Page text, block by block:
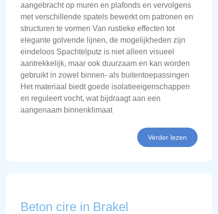
aangebracht op muren en plafonds en vervolgens
met verschillende spatels bewerkt om patronen en
structuren te vormen Van rustieke effecten tot
elegante golvende lijnen, de mogelijkheden zijn
eindeloos Spachtelputz is niet alleen visueel
aantrekkelijk, maar ook duurzaam en kan worden
gebruikt in zowel binnen- als buitentoepassingen
Het materiaal biedt goede isolatieeigenschappen
en reguleert vocht, wat bijdraagt aan een
aangenaam binnenklimaat
Verder lezen
Beton cire in Brakel